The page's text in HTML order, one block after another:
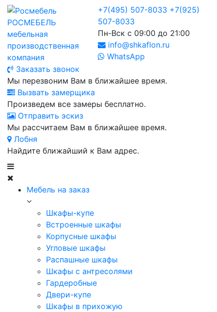
РОСМЕБЕЛЬ
мебельная
производственная
компания
+7(495) 507-8033 +7(925)
507-8033
Пн-Вск с 09:00 до 21:00
info@shkaflon.ru
WhatsApp
Заказать звонок
Мы перезвоним Вам в ближайшее время.
Вызвать замерщика
Произведем все замеры бесплатно.
Отправить эскиз
Мы рассчитаем Вам в ближайшее время.
Лобня
Найдите ближайший к Вам адрес.
Мебель на заказ
Шкафы-купе
Встроенные шкафы
Корпусные шкафы
Угловые шкафы
Распашные шкафы
Шкафы с антресолями
Гардеробные
Двери-купе
Шкафы в прихожую